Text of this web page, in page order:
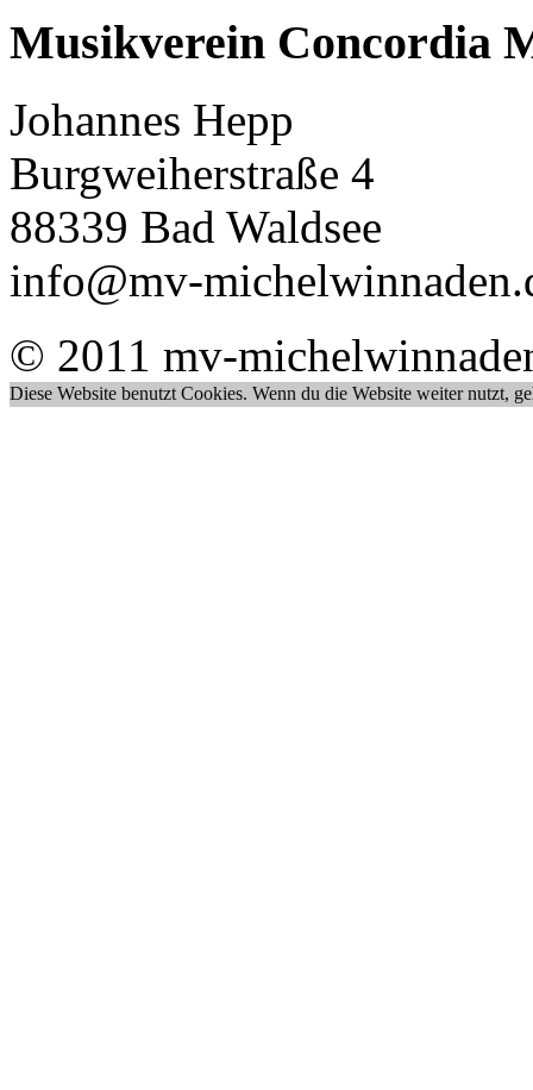
Musikverein Concordia
Johannes Hepp
Burgweiherstraße 4
88339 Bad Waldsee
info@mv-
© 2011 mv-
Diese Website benutzt Cookies. Wenn du die Website weiter nutzt,